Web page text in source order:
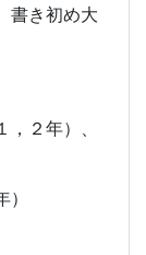
書き初め大
２年）、